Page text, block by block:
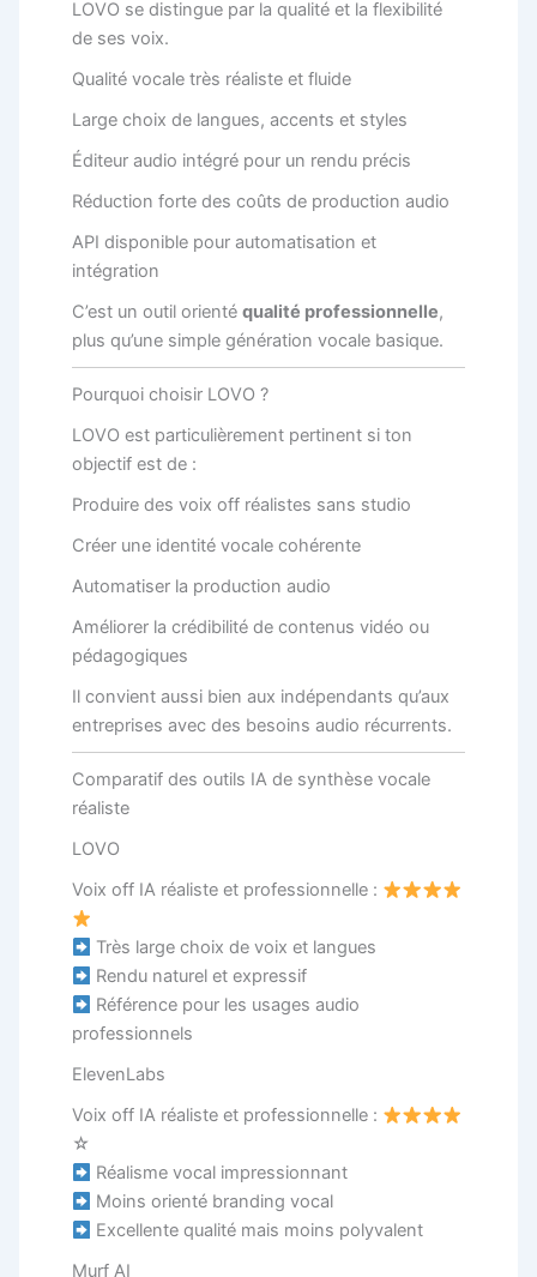
LOVO se distingue par la qualité et la flexibilité
de ses voix.
Qualité vocale très réaliste et fluide
Large choix de langues, accents et styles
Éditeur audio intégré pour un rendu précis
Réduction forte des coûts de production audio
API disponible pour automatisation et
intégration
C’est un outil orienté qualité professionnelle,
plus qu’une simple génération vocale basique.
Pourquoi choisir LOVO ?
LOVO est particulièrement pertinent si ton
objectif est de :
Produire des voix off réalistes sans studio
Créer une identité vocale cohérente
Automatiser la production audio
Améliorer la crédibilité de contenus vidéo ou
pédagogiques
Il convient aussi bien aux indépendants qu’aux
entreprises avec des besoins audio récurrents.
Comparatif des outils IA de synthèse vocale
réaliste
LOVO
Voix off IA réaliste et professionnelle :
Très large choix de voix et langues
Rendu naturel et expressif
Référence pour les usages audio
professionnels
ElevenLabs
Voix off IA réaliste et professionnelle :
☆
Réalisme vocal impressionnant
Moins orienté branding vocal
Excellente qualité mais moins polyvalent
Murf AI